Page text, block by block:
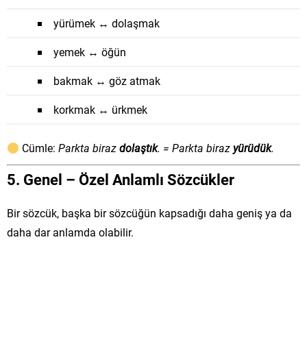
yürümek ↔ dolaşmak
yemek ↔ öğün
bakmak ↔ göz atmak
korkmak ↔ ürkmek
Cümle:Parkta birazdolaştık. = Parkta birazyürüdük.
5. Genel – Özel Anlamlı Sözcükler
Bir sözcük, başka bir sözcüğün kapsadığı daha geniş ya da
daha dar anlamda olabilir.